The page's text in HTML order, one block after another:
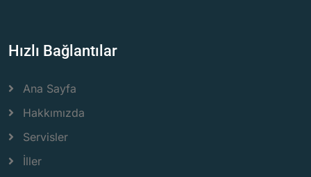
Hızlı Bağlantılar
Ana Sayfa
Hakkımızda
Servisler
İller